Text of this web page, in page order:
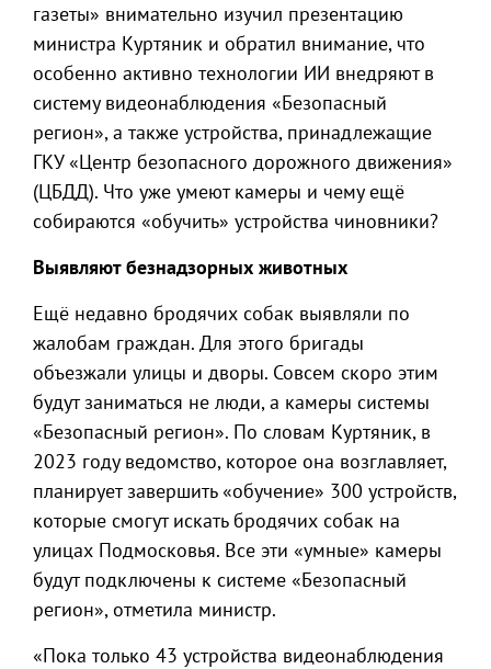
газеты» внимательно изучил презентацию
министра Куртяник и обратил внимание, что
особенно активно технологии ИИ внедряют в
систему видеонаблюдения «Безопасный
регион», а также устройства, принадлежащие
ГКУ «Центр безопасного дорожного движения»
(ЦБДД). Что уже умеют камеры и чему ещё
собираются «обучить» устройства чиновники?
Выявляют безнадзорных животных
Ещё недавно бродячих собак выявляли по
жалобам граждан. Для этого бригады
объезжали улицы и дворы. Совсем скоро этим
будут заниматься не люди, а камеры системы
«Безопасный регион». По словам Куртяник, в
2023 году ведомство, которое она возглавляет,
планирует завершить «обучение» 300 устройств,
которые смогут искать бродячих собак на
улицах Подмосковья. Все эти «умные» камеры
будут подключены к системе «Безопасный
регион», отметила министр.
«Пока только 43 устройства видеонаблюдения